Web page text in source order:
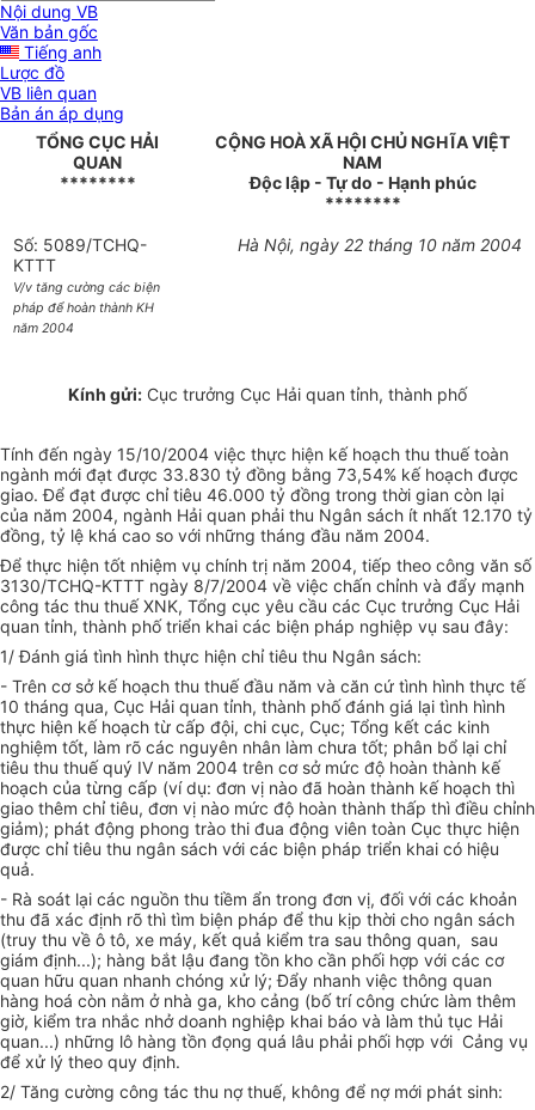
Nội dung VB
Văn bản gốc
Tiếng anh
Lược đồ
VB liên quan
Bản án áp dụng
TỔNG CỤC HẢI
QUAN
********
CỘNG HOÀ XÃ HỘI CHỦ NGHĨA VIỆT
NAM
Độc lập - Tự do - Hạnh phúc
********
Số: 5089/TCHQ-
KTTT
V/v tăng cường các biện
pháp để hoàn thành KH
năm 2004
Hà Nội, ngày 22 tháng 10 năm 2004
Kính gửi: Cục trưởng Cục Hải quan tỉnh, thành phố
Tính đến ngày 15/10/2004 việc thực hiện kế hoạch thu thuế toàn
ngành mới đạt được 33.830 tỷ đồng bằng 73,54% kế hoạch được
giao. Để đạt được chỉ tiêu 46.000 tỷ đồng trong thời gian còn lại
của năm 2004, ngành Hải quan phải thu Ngân sách ít nhất 12.170 tỷ
đồng, tỷ lệ khá cao so với những tháng đầu năm 2004.
Để thực hiện tốt nhiệm vụ chính trị năm 2004, tiếp theo công văn số
3130/TCHQ-KTTT ngày 8/7/2004 về việc chấn chỉnh và đẩy mạnh
công tác thu thuế XNK, Tổng cục yêu cầu các Cục trưởng Cục Hải
quan tỉnh, thành phố triển khai các biện pháp nghiệp vụ sau đây:
1/ Đánh giá tình hình thực hiện chỉ tiêu thu Ngân sách:
- Trên cơ sở kế hoạch thu thuế đầu năm và căn cứ tình hình thực tế
10 tháng qua, Cục Hải quan tỉnh, thành phố đánh giá lại tình hình
thực hiện kế hoạch từ cấp đội, chi cục, Cục; Tổng kết các kinh
nghiệm tốt, làm rõ các nguyên nhân làm chưa tốt; phân bổ lại chỉ
tiêu thu thuế quý IV năm 2004 trên cơ sở mức độ hoàn thành kế
hoạch của từng cấp (ví dụ: đơn vị nào đã hoàn thành kế hoạch thì
giao thêm chỉ tiêu, đơn vị nào mức độ hoàn thành thấp thì điều chỉnh
giảm); phát động phong trào thi đua động viên toàn Cục thực hiện
được chỉ tiêu thu ngân sách với các biện pháp triển khai có hiệu
quả.
- Rà soát lại các nguồn thu tiềm ẩn trong đơn vị, đối với các khoản
thu đã xác định rõ thì tìm biện pháp để thu kịp thời cho ngân sách
(truy thu về ô tô, xe máy, kết quả kiểm tra sau thông quan, sau
giám định...); hàng bắt lậu đang tồn kho cần phối hợp với các cơ
quan hữu quan nhanh chóng xử lý; Đẩy nhanh việc thông quan
hàng hoá còn nằm ở nhà ga, kho cảng (bố trí công chức làm thêm
giờ, kiểm tra nhắc nhở doanh nghiệp khai báo và làm thủ tục Hải
quan...) những lô hàng tồn đọng quá lâu phải phối hợp với Cảng vụ
để xử lý theo quy định.
2/ Tăng cường công tác thu nợ thuế, không để nợ mới phát sinh: